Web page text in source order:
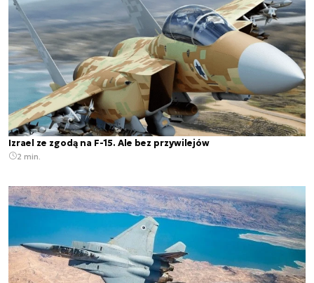
Izrael ze zgodą na F-15. Ale bez przywilejów
2 min.